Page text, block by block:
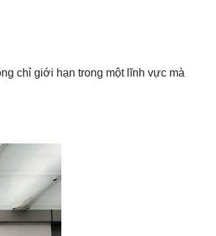
chỉ giới hạn trong một lĩnh vực mà